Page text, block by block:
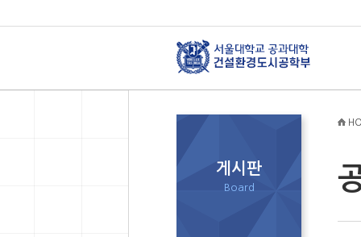
게시판
Board